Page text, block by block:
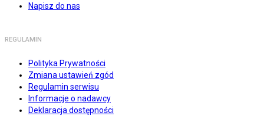
Napisz do nas
REGULAMIN
Polityka Prywatności
Zmiana ustawień zgód
Regulamin serwisu
Informacje o nadawcy
Deklaracja dostępności